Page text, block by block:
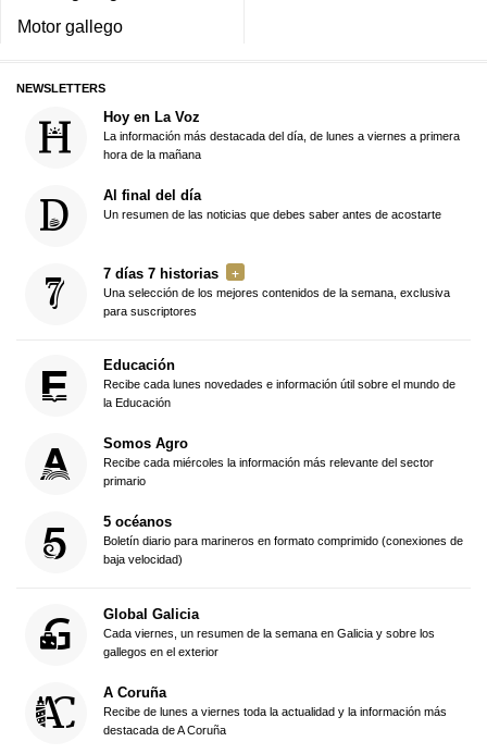
Motor gallego
NEWSLETTERS
Hoy en La Voz
La información más destacada del día, de lunes a viernes a primera
hora de la mañana
Al final del día
Un resumen de las noticias que debes saber antes de acostarte
7 días 7 historias
Una selección de los mejores contenidos de la semana, exclusiva
para suscriptores
Educación
Recibe cada lunes novedades e información útil sobre el mundo de
la Educación
Somos Agro
Recibe cada miércoles la información más relevante del sector
primario
5 océanos
Boletín diario para marineros en formato comprimido (conexiones de
baja velocidad)
Global Galicia
Cada viernes, un resumen de la semana en Galicia y sobre los
gallegos en el exterior
A Coruña
Recibe de lunes a viernes toda la actualidad y la información más
destacada de A Coruña